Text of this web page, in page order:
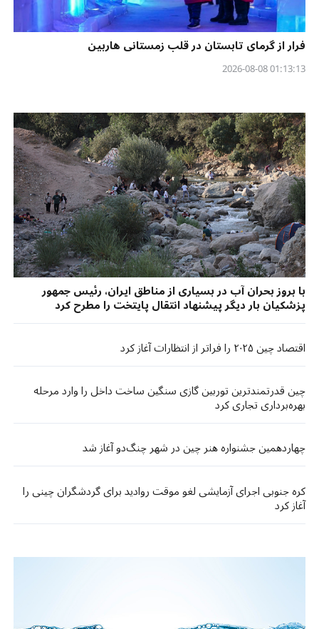
فرار از گرمای تابستان در قلب زمستانی هاربین
01:13:13 2026-08-08
با بروز بحران آب در بسیاری از مناطق ایران، رئیس‌ جمهور
پزشکیان بار دیگر پیشنهاد انتقال پایتخت را مطرح کرد
اقتصاد چین ۲۰۲۵ را فراتر از انتظارات آغاز کرد
چین قدرتمندترین توربین گازی سنگین ساخت داخل را وارد مرحله
بهره‌برداری تجاری کرد
چهاردهمین جشنواره هنر چین در شهر چنگ‌دو آغاز شد
کره جنوبی اجرای آزمایشی لغو موقت روادید برای گردشگران چینی را
آغاز کرد